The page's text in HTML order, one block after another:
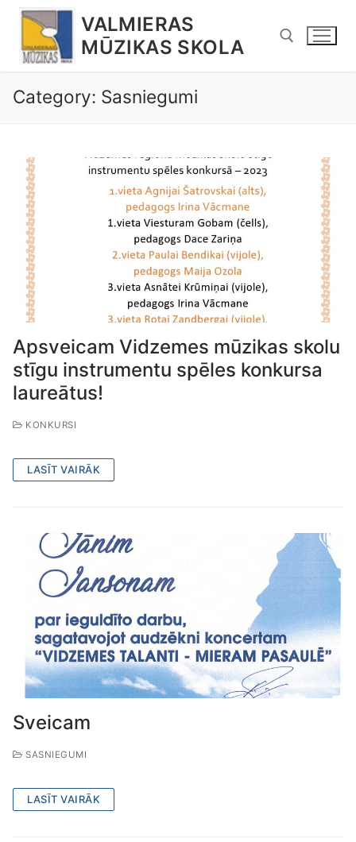
Pāriet
saturu
VALMIERAS
MŪZIKAS SKOLA
Meklējamais objekts:
Category: Sasniegumi
Apsveicam Vidzemes mūzikas skolu
stīgu instrumentu spēles konkursa
laureātus!
KONKURSI
LASĪT VAIRĀK
Sveicam
SASNIEGUMI
LASĪT VAIRĀK